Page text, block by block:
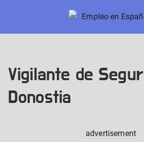
content
Vigilante de
Donostia
advertisement